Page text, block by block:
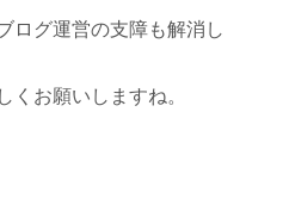
ログ運営の支障も解消し
くお願いしますね。